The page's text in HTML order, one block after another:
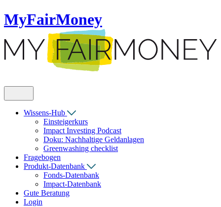
MyFairMoney
Wissens-Hub
Einsteigerkurs
Impact Investing Podcast
Doku: Nachhaltige Geldanlagen
Greenwashing checklist
Fragebogen
Produkt-Datenbank
Fonds-Datenbank
Impact-Datenbank
Gute Beratung
Login